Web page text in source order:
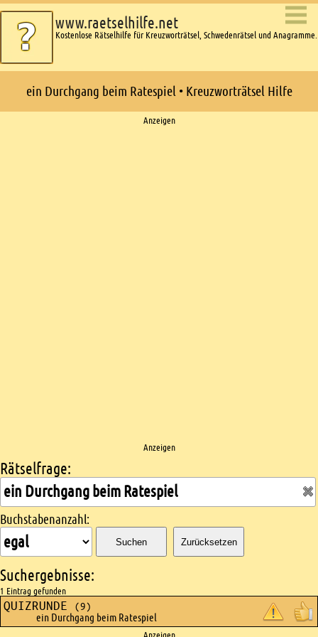
www.raetselhilfe.net
Kostenlose Rätselhilfe für Kreuzworträtsel, Schwedenrätsel und Anagramme.
ein Durchgang beim Ratespiel • Kreuzworträtsel Hilfe
Anzeigen
Anzeigen
Kreuzworträtsel suchen
Rätselfrage:
Buchstabenanzahl:
Suchen Zurücksetzen
Suchergebnisse:
1 Eintrag gefunden
QUIZRUNDE (9)
ein Durchgang beim Ratespiel